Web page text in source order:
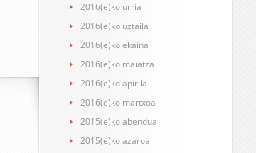
2016(e)ko urria
2016(e)ko uztaila
2016(e)ko ekaina
2016(e)ko maiatza
2016(e)ko apirila
2016(e)ko martxoa
2015(e)ko abendua
2015(e)ko azaroa